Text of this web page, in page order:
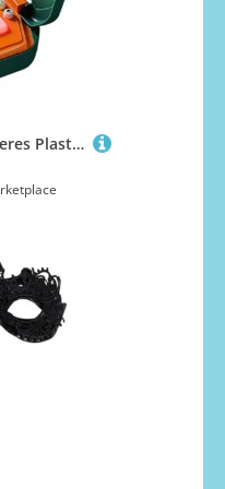
Laikoutd Kinder Sicheres Plastisches Bildungsspiel Mit Smarted Algorithmus Und LED Bildschirm Für Familienparty Fun Family Interaktiv Brettspiel